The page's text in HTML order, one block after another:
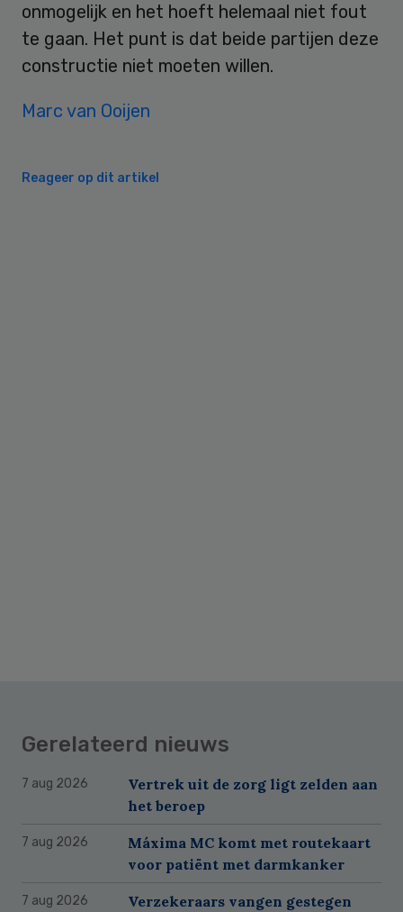
onmogelijk en het hoeft helemaal niet fout
te gaan. Het punt is dat beide partijen deze
constructie niet moeten willen.
Marc van Ooijen
Reageer op dit artikel
Gerelateerd nieuws
7 aug 2026
Vertrek uit de zorg ligt zelden aan
het beroep
7 aug 2026
Máxima MC komt met routekaart
voor patiënt met darmkanker
7 aug 2026
Verzekeraars vangen gestegen